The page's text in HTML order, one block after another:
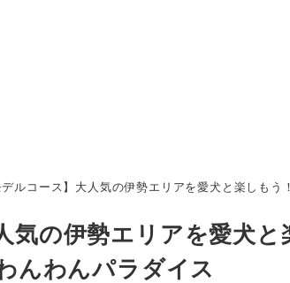
デルコース】大人気の伊勢エリアを愛犬と楽しも
気の伊勢エリアを愛犬と
んわんパラダイス